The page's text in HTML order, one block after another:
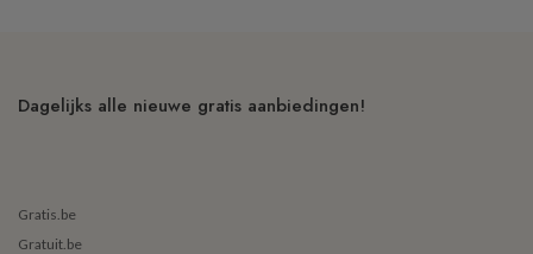
Dagelijks alle nieuwe gratis aanbiedingen!
Gratis.be
Gratuit.be